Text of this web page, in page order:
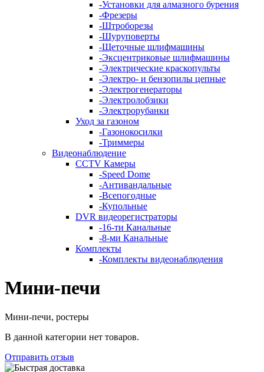
-Установки для алмазного бурения
-Фрезеры
-Штроборезы
-Шуруповерты
-Щеточные шлифмашины
-Эксцентриковые шлифмашины
-Электрические краскопульты
-Электро- и бензопилы цепные
-Электрогенераторы
-Электролобзики
-Электрорубанки
Уход за газоном
-Газонокосилки
-Триммеры
Видеонаблюдение
CCTV Камеры
-Speed Dome
-Антивандальные
-Всепогодные
-Купольные
DVR видеорегистраторы
-16-ти Канальные
-8-ми Канальные
Комплекты
-Комплекты видеонаблюдения
Мини-печи
Мини-печи, ростеры
В данной категории нет товаров.
Отправить отзыв